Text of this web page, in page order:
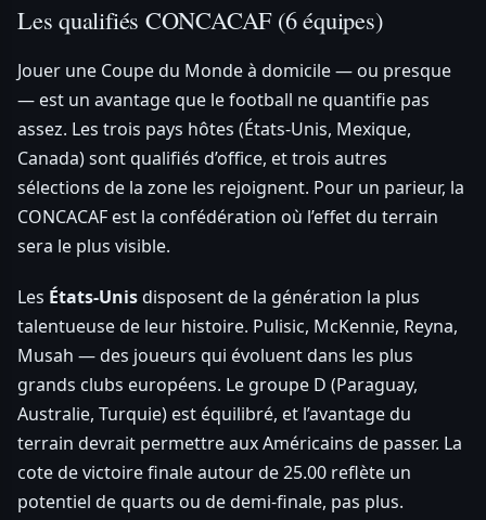
Les qualifiés CONCACAF (6 équipes)
Jouer une Coupe du Monde à domicile — ou presque
— est un avantage que le football ne quantifie pas
assez. Les trois pays hôtes (États-Unis, Mexique,
Canada) sont qualifiés d’office, et trois autres
sélections de la zone les rejoignent. Pour un parieur, la
CONCACAF est la confédération où l’effet du terrain
sera le plus visible.
Les États-Unisdisposent de la génération la plus
talentueuse de leur histoire. Pulisic, McKennie, Reyna,
Musah — des joueurs qui évoluent dans les plus
grands clubs européens. Le groupe D (Paraguay,
Australie, Turquie) est équilibré, et l’avantage du
terrain devrait permettre aux Américains de passer. La
cote de victoire finale autour de 25.00 reflète un
potentiel de quarts ou de demi-finale, pas plus.